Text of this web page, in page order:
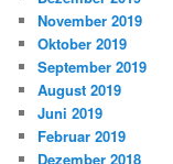
November 2019
Oktober 2019
September 2019
August 2019
Juni 2019
Februar 2019
Dezember 2018